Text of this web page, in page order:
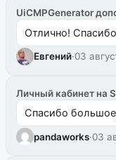
UiCMPGenerator
Отлично!
Евгений·03
Личный кабинет на
Спасибо
pandaworks·03